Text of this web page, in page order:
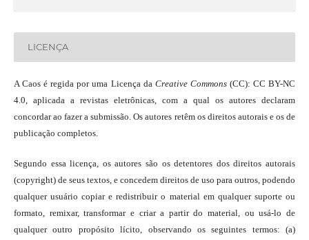
LICENÇA
A Caos é regida por uma Licença da Creative Commons(CC): CC BY-NC
4.0, aplicada a revistas eletrônicas, com a qual os autores declaram
concordar ao fazer a submissão. Os autores retêm os direitos autorais e os de
publicação completos.
Segundo essa licença, os autores são os detentores dos direitos autorais
(copyright) de seus textos, e concedem direitos de uso para outros, podendo
qualquer usuário copiar e redistribuir o material em qualquer suporte ou
formato, remixar, transformar e criar a partir do material, ou usá-lo de
qualquer outro propósito lícito, observando os seguintes termos: (a)